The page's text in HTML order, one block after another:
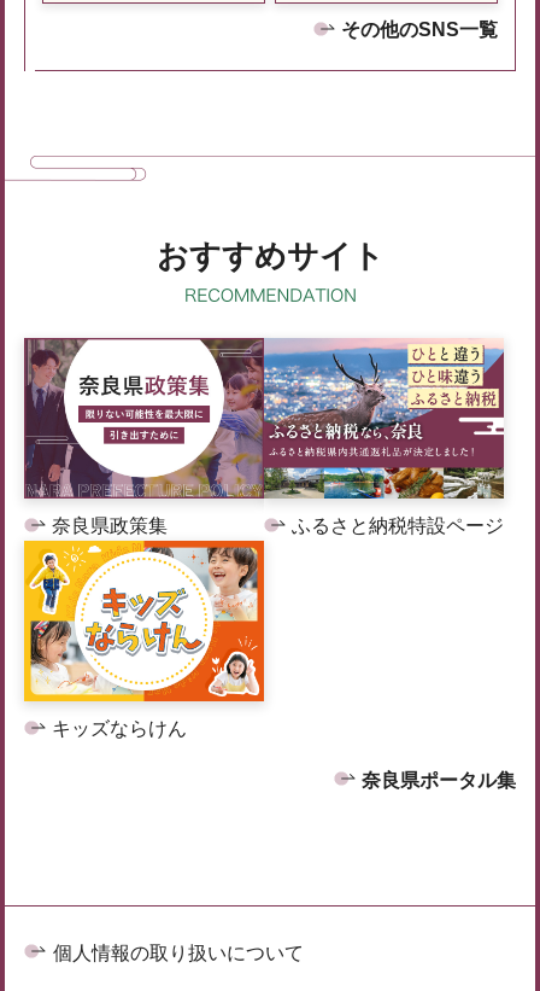
その他のSNS一覧
おすすめサイト
奈良県政策集 ふるさと納税特設ページ
キッズならけん
奈良県ポータル集
個人情報の取り扱いについて